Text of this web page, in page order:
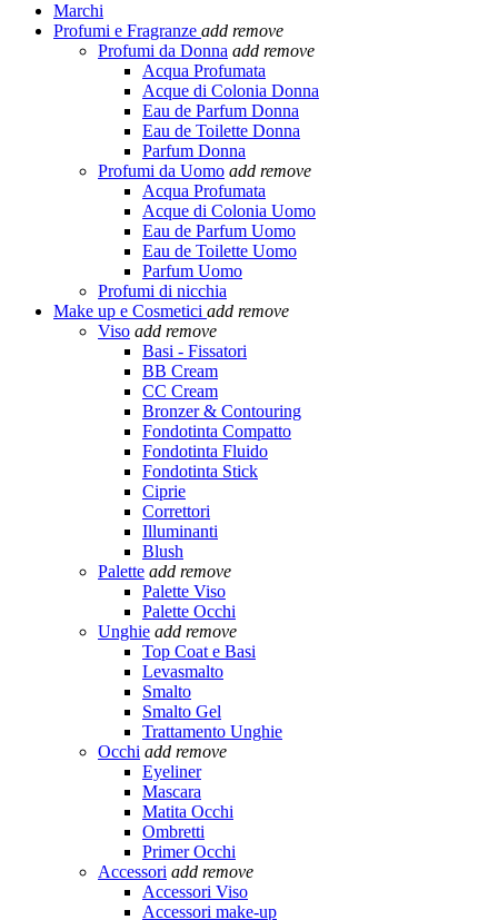
Marchi
Profumi e Fragranze add remove
Profumi da Donna add remove
Acqua Profumata
Acque di Colonia Donna
Eau de Parfum Donna
Eau de Toilette Donna
Parfum Donna
Profumi da Uomo add remove
Acqua Profumata
Acque di Colonia Uomo
Eau de Parfum Uomo
Eau de Toilette Uomo
Parfum Uomo
Profumi di nicchia
Make up e Cosmetici add remove
Viso add remove
Basi - Fissatori
BB Cream
CC Cream
Bronzer & Contouring
Fondotinta Compatto
Fondotinta Fluido
Fondotinta Stick
Ciprie
Correttori
Illuminanti
Blush
Palette add remove
Palette Viso
Palette Occhi
Unghie add remove
Top Coat e Basi
Levasmalto
Smalto
Smalto Gel
Trattamento Unghie
Occhi add remove
Eyeliner
Mascara
Matita Occhi
Ombretti
Primer Occhi
Accessori add remove
Accessori Viso
Accessori make-up